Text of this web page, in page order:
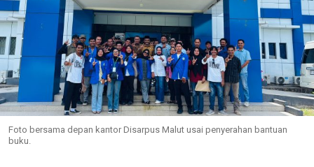
Foto bersama depan kantor Disarpus Malut usai penyerahan bantuan
buku.